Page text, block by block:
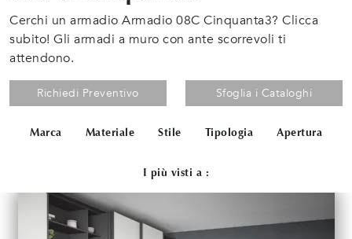
Cerchi un armadio Armadio 08C Cinquanta3? Clicca
subito! Gli armadi a muro con ante scorrevoli ti
attendono.
Richiedi Preventivo Sfoglia i Cataloghi
Marca Materiale Stile Tipologia Apertura
I più visti a :